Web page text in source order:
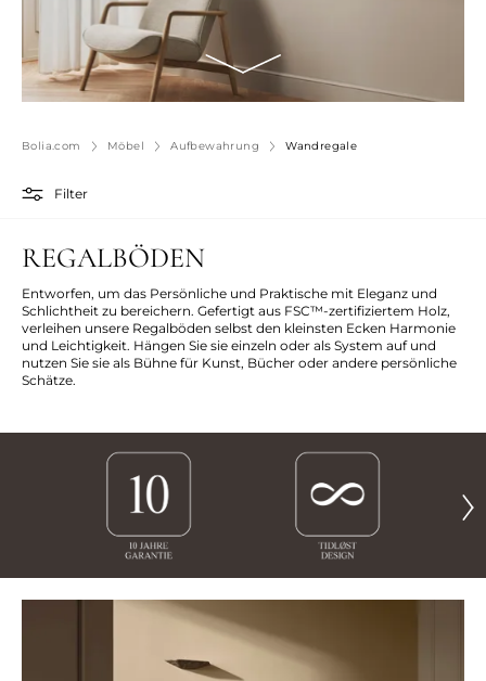
Bolia.com Möbel Aufbewahrung Wandregale
Filter
REGALBÖDEN
Entworfen, um das Persönliche und Praktische mit Eleganz und
Schlichtheit zu bereichern. Gefertigt aus FSC™-zertifiziertem Holz,
verleihen unsere Regalböden selbst den kleinsten Ecken Harmonie
und Leichtigkeit. Hängen Sie sie einzeln oder als System auf und
nutzen Sie sie als Bühne für Kunst, Bücher oder andere persönliche
Schätze.